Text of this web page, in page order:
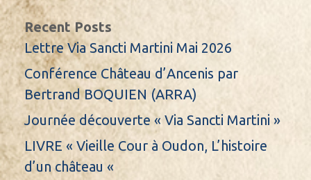
Recent Posts
Lettre Via Sancti Martini Mai 2026
Conférence Château d’Ancenis par
Bertrand BOQUIEN (ARRA)
Journée découverte « Via Sancti Martini »
LIVRE « Vieille Cour à Oudon, L’histoire
d’un château «